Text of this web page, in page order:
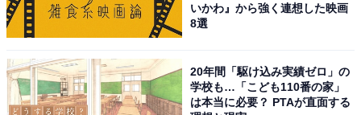
いで、2位「山梨県」（29％）、3位「三重県」（28％）
と続きます。
一方で、「円安による家計へのプラスの影響がない」部
門では、1位に「兵庫県」（52％）がランクイン。続い
いかわ』から強く連想した映画
8選
20年間「駆け込み実績ゼロ」の
学校も…「こども110番の家」
は本当に必要？ PTAが直面する